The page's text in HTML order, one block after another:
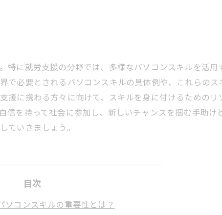
に就労支援の分野では、多様なパソコンスキルを活用
で必要とされるパソコンスキルの具体例や、これらの
に携わる方々に向けて、スキルを身に付けるためのリ
を持って社会に参加し、新しいチャンスを掴む手助け
ていきましょう。
目次
ソコンスキルの重要性とは？